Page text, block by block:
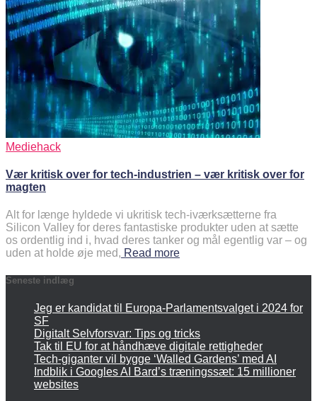
Mediehack
Vær kritisk over for tech-industrien – vær kritisk over for
magten
Alt for længe hyldede vi ukritisk tech-iværksætterne fra
Silicon Valley for deres fantastiske produkter uden at sætte
os ordentlig ind i, hvad deres tanker og mål egentlig var – og
uden at holde øje med, Read more
Seneste indlæg
Jeg er kandidat til Europa-Parlamentsvalget i 2024 for
SF
Digitalt Selvforsvar: Tips og tricks
Tak til EU for at håndhæve digitale rettigheder
Tech-giganter vil bygge ‘Walled Gardens’ med AI
Indblik i Googles AI Bard’s træningssæt: 15 millioner
websites